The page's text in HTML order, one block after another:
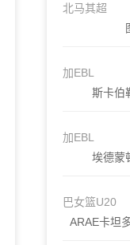
北马其超
加EBL
斯卡伯
加EBL
埃德蒙
巴女篮U20